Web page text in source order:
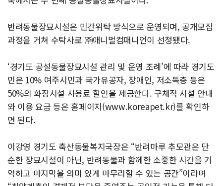
반려동물장묘시설은 민간위탁 방식으로 운영되며, 공개모집
과정을 거쳐 수탁사로 ㈜애니멀컴패니언이 선정됐다.
‘경기도 공설동물장묘시설 관리 및 운영 조례’에 따라 경기도
민은 10% 여주시민과 국가유공자, 장애인, 저소득층 등은
50%의 화장시설 사용료 할인을 제공한다. 구체적 시설 안내
와 이용 요금 등은 홈페이지(www.koreapet.kr)를 확인하
면 된다.
이강영 경기도 축산동물복지국장은 “반려마루 추모관은 단
순한 장묘시설이 아닌, 반려동물과 함께한 소중한 시간을 기
억하고 마지막을 의미 있게 마무리할 수 있는 공간”이라며